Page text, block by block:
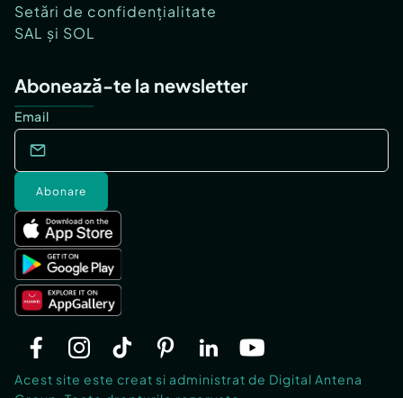
Setări de confidențialitate
SAL și SOL
Abonează-te la newsletter
Email
Abonare
Acest site este creat si administrat de Digital Antena